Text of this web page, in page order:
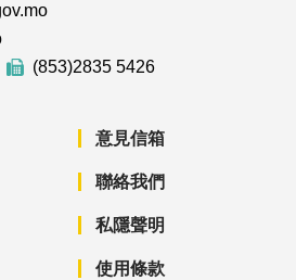
(853)2835 5426
意見信箱
聯絡我們
私隱聲明
使用條款